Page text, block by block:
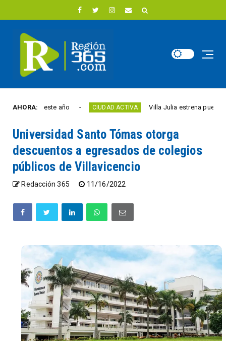
AHORA:
libertad este año CIUDAD ACTIVA Villa Julia estrena puente y
Universidad Santo Tómas otorga
descuentos a egresados de colegios
públicos de Villavicencio
Redacción 365 11/16/2022